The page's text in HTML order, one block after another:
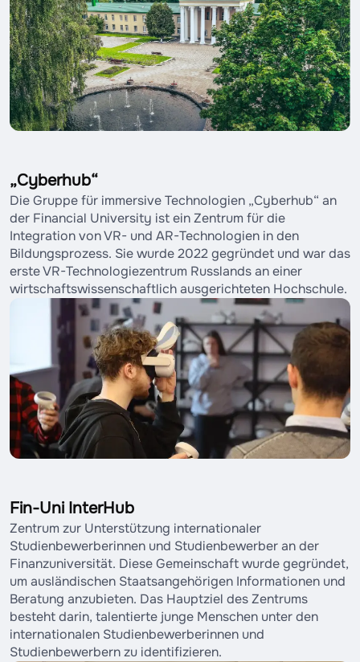
„Cyberhub“
Die Gruppe für immersive Technologien „Cyberhub“ an
der Financial University ist ein Zentrum für die
Integration von VR- und AR-Technologien in den
Bildungsprozess. Sie wurde 2022 gegründet und war das
erste VR-Technologiezentrum Russlands an einer
wirtschaftswissenschaftlich ausgerichteten Hochschule.
Fin-Uni InterHub
Zentrum zur Unterstützung internationaler
Studienbewerberinnen und Studienbewerber an der
Finanzuniversität. Diese Gemeinschaft wurde gegründet,
um ausländischen Staatsangehörigen Informationen und
Beratung anzubieten. Das Hauptziel des Zentrums
besteht darin, talentierte junge Menschen unter den
internationalen Studienbewerberinnen und
Studienbewerbern zu identifizieren.